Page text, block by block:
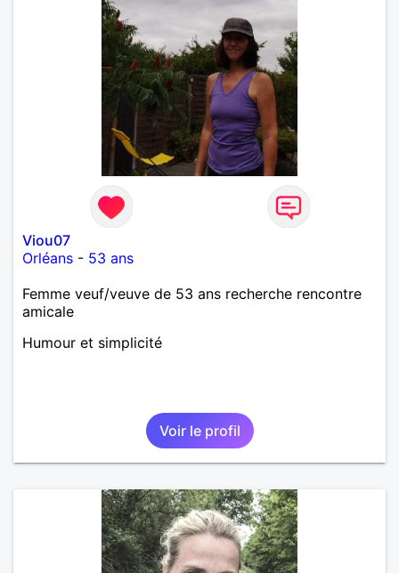
Viou07
Orléans - 53 ans
Femme veuf/veuve de 53 ans recherche rencontre
amicale
Humour et simplicité
Voir le profil